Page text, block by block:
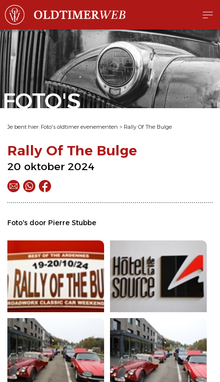
FOTO'S
Je bent hier: Foto's oldtimer evenementen > Rally Of The Bulge
Rally Of The Bulge
20 oktober 2024
Foto's door Pierre Stubbe